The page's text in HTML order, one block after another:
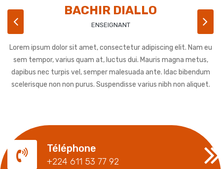
BACHIR DIALLO
ENSEIGNANT
Lorem ipsum dolor sit amet, consectetur adipiscing elit. Nam eu
sem tempor, varius quam at, luctus dui. Mauris magna metus,
dapibus nec turpis vel, semper malesuada ante. Idac bibendum
scelerisque non non purus. Suspendisse varius nibh non aliquet.
Previous
Téléphone
+224 611 53 77 92